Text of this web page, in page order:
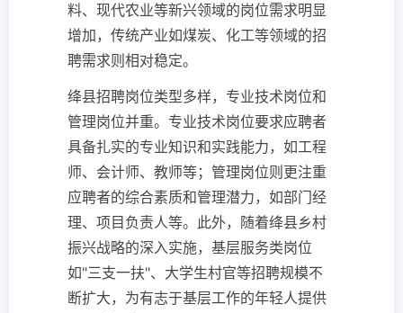
料、现代农业等新兴领域的岗位需求明显
增加，传统产业如煤炭、化工等领域的招
聘需求则相对稳定。
绛县招聘岗位类型多样，专业技术岗位和
管理岗位并重。专业技术岗位要求应聘者
具备扎实的专业知识和实践能力，如工程
师、会计师、教师等；管理岗位则更注重
应聘者的综合素质和管理潜力，如部门经
理、项目负责人等。此外，随着绛县乡村
振兴战略的深入实施，基层服务类岗位
如"三支一扶"、大学生村官等招聘规模不
断扩大，为有志于基层工作的年轻人提供